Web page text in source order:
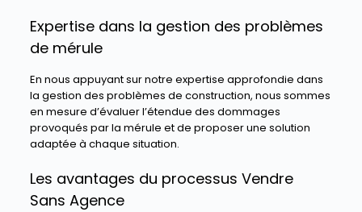
Expertise dans la gestion des problèmes
de mérule
En nous appuyant sur notre expertise approfondie dans
la gestion des problèmes de construction, nous sommes
en mesure d’évaluer l’étendue des dommages
provoqués par la mérule et de proposer une solution
adaptée à chaque situation.
Les avantages du processus Vendre
Sans Agence